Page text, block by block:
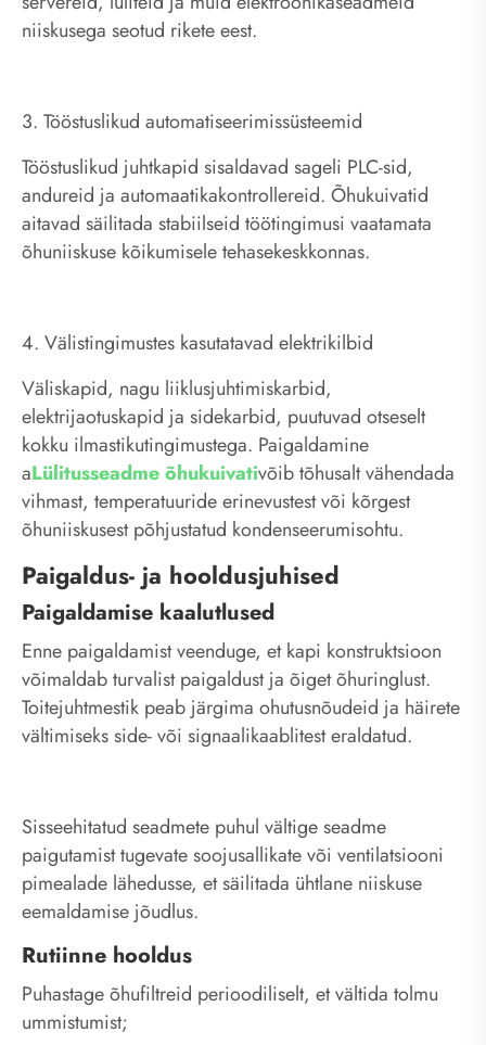
niiskusega seotud rikete eest.
3. Tööstuslikud automatiseerimissüsteemid
Tööstuslikud juhtkapid sisaldavad sageli PLC-sid,
andureid ja automaatikakontrollereid. Õhukuivatid
aitavad säilitada stabiilseid töötingimusi vaatamata
õhuniiskuse kõikumisele tehasekeskkonnas.
4. Välistingimustes kasutatavad elektrikilbid
Väliskapid, nagu liiklusjuhtimiskarbid,
elektrijaotuskapid ja sidekarbid, puutuvad otseselt
kokku ilmastikutingimustega. Paigaldamine
aLülitusseadme õhukuivativõib tõhusalt vähendada
vihmast, temperatuuride erinevustest või kõrgest
õhuniiskusest põhjustatud kondenseerumisohtu.
Paigaldus- ja hooldusjuhised
Paigaldamise kaalutlused
Enne paigaldamist veenduge, et kapi konstruktsioon
võimaldab turvalist paigaldust ja õiget õhuringlust.
Toitejuhtmestik peab järgima ohutusnõudeid ja häirete
vältimiseks side- või signaalikaablitest eraldatud.
Sisseehitatud seadmete puhul vältige seadme
paigutamist tugevate soojusallikate või ventilatsiooni
pimealade lähedusse, et säilitada ühtlane niiskuse
eemaldamise jõudlus.
Rutiinne hooldus
Puhastage õhufiltreid perioodiliselt, et vältida tolmu
ummistumist;